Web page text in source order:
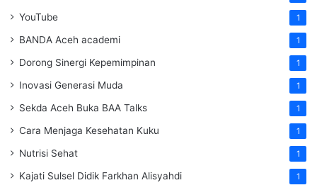
YouTube 1
BANDA Aceh academi 1
Dorong Sinergi Kepemimpinan 1
Inovasi Generasi Muda 1
Sekda Aceh Buka BAA Talks 1
Cara Menjaga Kesehatan Kuku 1
Nutrisi Sehat 1
Kajati Sulsel Didik Farkhan Alisyahdi 1